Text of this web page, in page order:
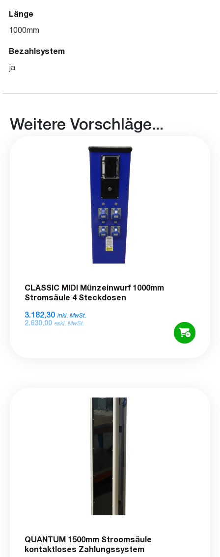
Länge
1000mm
Bezahlsystem
ja
Weitere Vorschläge...
CLASSIC MIDI Münzeinwurf 1000mm
Stromsäule 4 Steckdosen
3.182,30 inkl. MwSt.
2.630,00 exkl. MwSt.
QUANTUM 1500mm Stroomsäule
kontaktloses Zahlungssystem